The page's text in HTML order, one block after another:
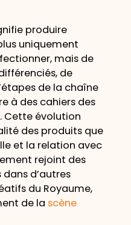
produire
uniquement
mais de
de
de la chaîne
à des cahiers des
Cette évolution
des produits que
et la relation avec
rejoint des
d’autres
du Royaume,
de la scène